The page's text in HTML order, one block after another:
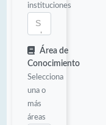
instituciones
Área de
Conocimiento
Selecciona
una o
más
áreas